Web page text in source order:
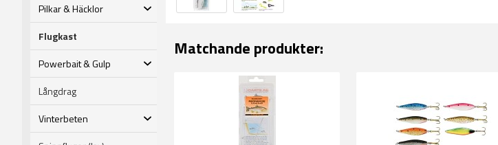
Pilkar & Häcklor
Flugkast
Powerbait & Gulp
Långdrag
Vinterbeten
Matchande produkter: